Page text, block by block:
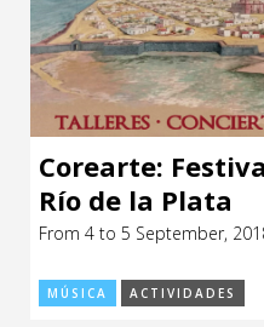
Corearte:
Río de la Plata
From 4 to 5 September,
MÚSICA ACTIVIDADES